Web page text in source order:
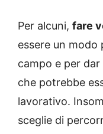
Per alcuni, fare
essere un modo
campo e per
che potrebbe
lavorativo.
sceglie di